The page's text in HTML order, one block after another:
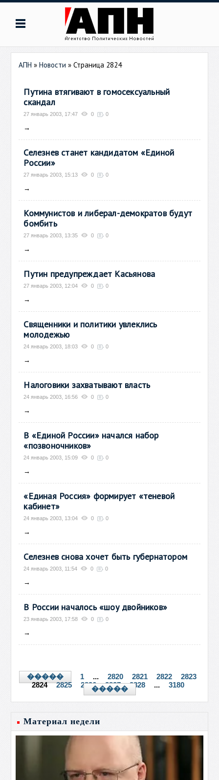
АПН »Новости » Страница 2824
Путина втягивают в гомосексуальный
скандал
27 январь 2003, 17:47 0 0
→
Селезнев станет кандидатом «Единой
России»
27 январь 2003, 15:13 0 0
→
Коммунистов и либерал-демократов будут
бомбить
27 январь 2003, 13:35 0 0
→
Путин предупреждает Касьянова
27 январь 2003, 12:04 0 0
→
Священники и политики увлеклись
молодежью
24 январь 2003, 18:03 0 0
→
Налоговики захватывают власть
24 январь 2003, 16:56 0 0
→
В «Единой России» начался набор
«позвоночников»
24 январь 2003, 15:09 0 0
→
«Единая Россия» формирует «теневой
кабинет»
24 январь 2003, 13:04 0 0
→
Селезнев снова хочет быть губернатором
24 январь 2003, 11:54 0 0
→
В России началось «шоу двойников»
23 январь 2003, 17:58 0 0
→
����� 1 ... 2820 2821 2822
2823
2824
2825 2826 2827 2828 ... 3180
�����
Материал недели